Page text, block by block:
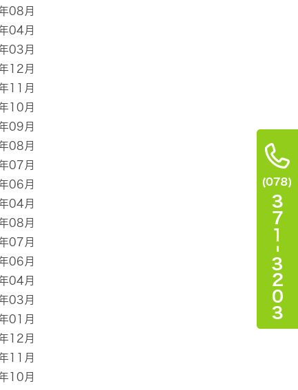
08月
04月
03月
12月
11月
10月
09月
08月
07月
06月
04月
08月
07月
06月
04月
03月
01月
12月
11月
10月